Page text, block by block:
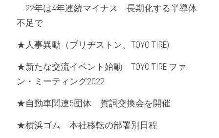
22年は4年連続マイナス　長期化する半導体
不足で
★人事異動（ブリヂストン、TOYO TIRE)
★新たな交流イベント始動　TOYO TIRE ファ
ン・ミーティング2022
★自動車関連5団体　賀詞交換会を開催
★横浜ゴム　本社移転の部署別日程